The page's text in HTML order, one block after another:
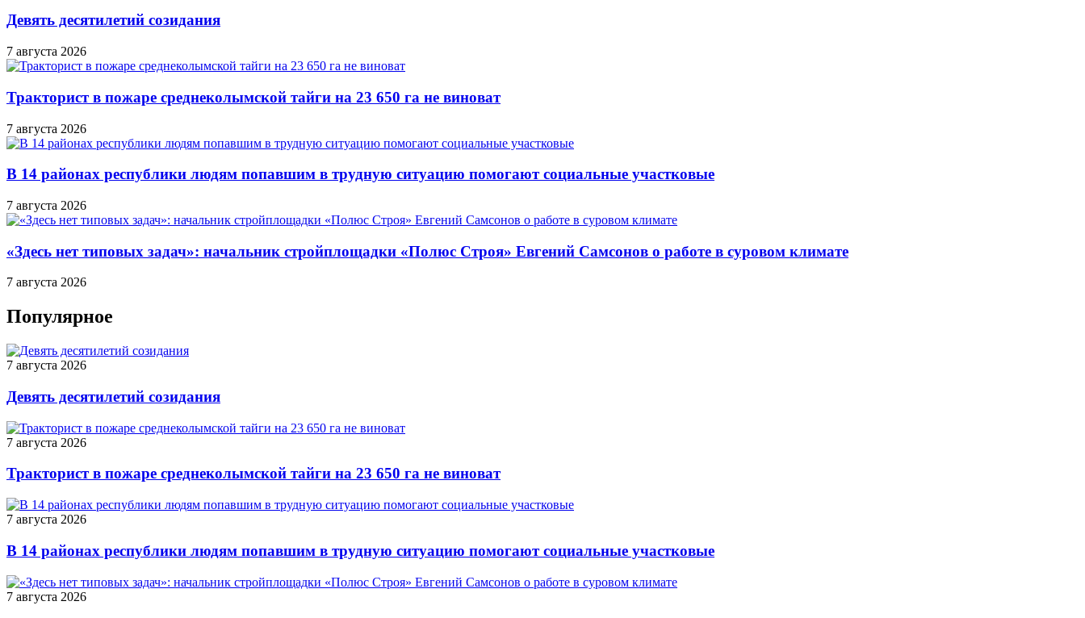
Девять десятилетий созидания
7 августа 2026
Тракторист в пожаре среднеколымской тайги на 23 650 га не виноват
7 августа 2026
В 14 районах республики людям попавшим в трудную ситуацию помогают социальные участковые
7 августа 2026
«Здесь нет типовых задач»: начальник стройплощадки «Полюс Строя» Евгений Самсонов о работе в суровом климате
7 августа 2026
Популярное
7 августа 2026
Девять десятилетий созидания
7 августа 2026
Тракторист в пожаре среднеколымской тайги на 23 650 га не виноват
7 августа 2026
В 14 районах республики людям попавшим в трудную ситуацию помогают социальные участковые
7 августа 2026